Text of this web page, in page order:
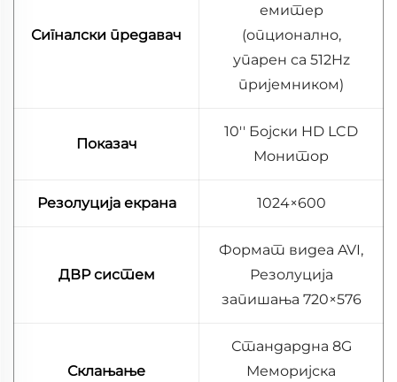
Сигналски предавач
емитер
(опционално,
упарен са 512Hz
пријемником)
Показач
10'' Бојски HD LCD
Монитор
Резолуција екрана 1024×600
ДВР систем
Формат видеа AVI,
Резолуција
запишања 720×576
Склањање
Стандардна 8G
Меморијска